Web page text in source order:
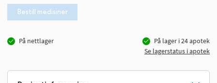
Bestill medisiner
På nettlager På lager i24apotek
Se lagerstatus i apotek
bildegalleri